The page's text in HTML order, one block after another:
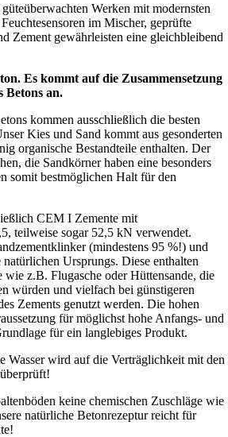
Werken mit modernsten
im Mischer, geprüfte
Zement gewährleisten eine gleichbleibend
Es kommt auf die Zusammensetzung
Betons an.
kommen ausschließlich die besten
Kies und Sand kommt aus gesonderten
organische Bestandteile enthalten. Der
die Sandkörner haben eine besonders
somit bestmöglichen Halt für den
CEM I Zemente mit
teilweise sogar 52,5 kN verwendet.
(mindestens 95 %!) und
Ursprungs. Diese enthalten
z.B. Flugasche oder Hüttensande, die
würden und vielfach bei günstigeren
Zements genutzt werden. Die hohen
für möglichst hohe Anfangs- und
für ein langlebiges Produkt.
Wasser wird auf die Verträglichkeit mit den
keine chemischen Zuschläge wie
natürliche Betonrezeptur reicht für